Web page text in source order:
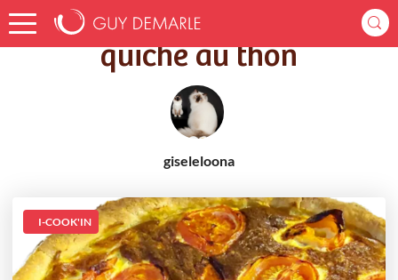
Accueil Recettes quiche au thon
quiche au thon
giseleloona
I-COOK'IN